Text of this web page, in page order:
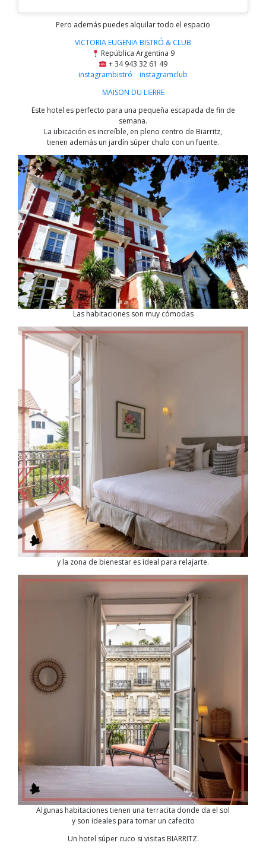
Pero además puedes alquilar todo el espacio
VICTORIA EUGENIA BISTRÓ & CLUB
República Argentina 9
+ 34 943 32 61 49
instagrambistró
instagramclub
MAISON DU LIERRE
Este hotel es perfecto para una pequeña escapada de fin de
semana.
La ubicación es increíble, en pleno centro de Biarritz,
tienen además un jardín súper chulo con un fuente.
Las habitaciones son muy cómodas
y la zona de bienestar es ideal para relajarte.
Algunas habitaciones tienen una terracita donde da el sol
y son ideales para tomar un cafecito
Un hotel súper cuco si visitas BIARRITZ.